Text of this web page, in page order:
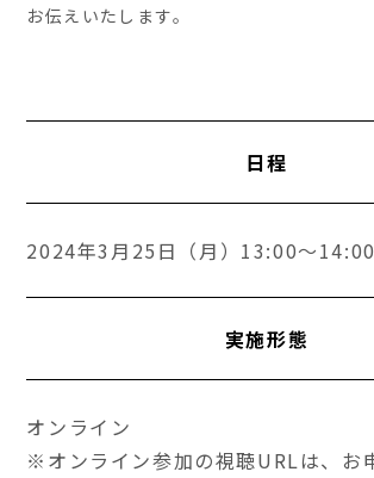
お伝えいたします。
日程
2024年3月25日（月）13:00～14:00
実施形態
オンライン
※オンライン参加の視聴URLは、お